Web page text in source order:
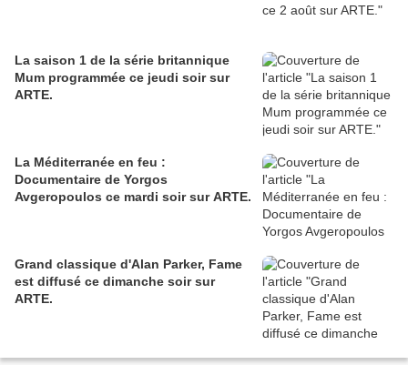
La saison 1 de la série britannique
Mum programmée ce jeudi soir sur
ARTE.
La Méditerranée en feu :
Documentaire de Yorgos
Avgeropoulos ce mardi soir sur ARTE.
Grand classique d'Alan Parker, Fame
est diffusé ce dimanche soir sur
ARTE.